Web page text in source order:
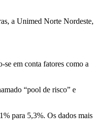
a Unimed Norte Nordeste,
em conta fatores como a
“pool de risco” e
para 5,3%. Os dados mais